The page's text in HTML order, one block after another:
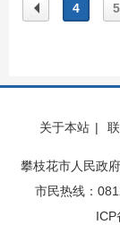
页
4 5
关于本站 |
攀枝花市人民政
市民热线：